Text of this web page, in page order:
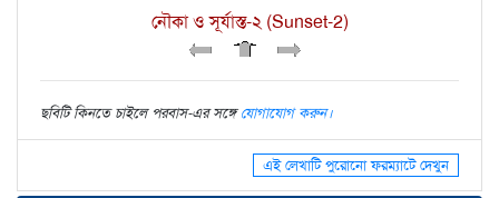
নৌকা ও সূর্যাস্ত-২ (Sunset-2)
ছবিটি কিনতে চাইলে পরবাস-এর সঙ্গেযোগাযোগ করুন।
এই লেখাটি পুরোনো ফরম্যাটে দেখুন